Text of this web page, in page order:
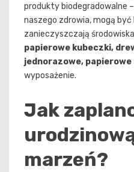
produkty biodegradowalne
naszego zdrowia, mogą
zanieczyszczają
papierowe kubeczki,
jednorazowe, papierowe
wyposażenie.
Jak
marzeń?